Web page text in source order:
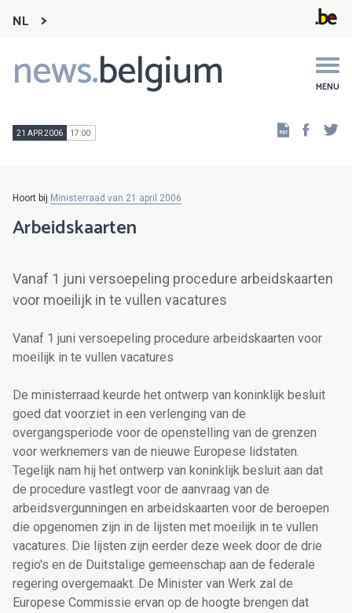
NL
news.belgium MENU
Main
navigation
21 APR 2006 17:00
Hoort bij Ministerraad van 21 april 2006
Arbeidskaarten
Vanaf 1 juni versoepeling procedure arbeidskaarten
voor moeilijk in te vullen vacatures
Vanaf 1 juni versoepeling procedure arbeidskaarten voor
moeilijk in te vullen vacatures
De ministerraad keurde het ontwerp van koninklijk besluit
goed dat voorziet in een verlenging van de
overgangsperiode voor de openstelling van de grenzen
voor werknemers van de nieuwe Europese lidstaten.
Tegelijk nam hij het ontwerp van koninklijk besluit aan dat
de procedure vastlegt voor de aanvraag van de
arbeidsvergunningen en arbeidskaarten voor de beroepen
die opgenomen zijn in de lijsten met moeilijk in te vullen
vacatures. Die lijsten zijn eerder deze week door de drie
regio's en de Duitstalige gemeenschap aan de federale
regering overgemaakt. De Minister van Werk zal de
Europese Commissie ervan op de hoogte brengen dat